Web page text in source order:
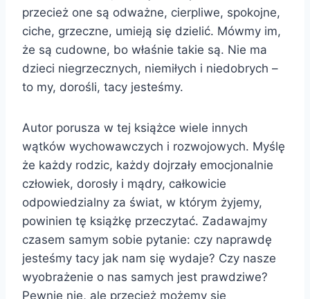
przecież one są odważne, cierpliwe, spokojne,
ciche, grzeczne, umieją się dzielić. Mówmy im,
że są cudowne, bo właśnie takie są. Nie ma
dzieci niegrzecznych, niemiłych i niedobrych –
to my, dorośli, tacy jesteśmy.
Autor porusza w tej książce wiele innych
wątków wychowawczych i rozwojowych. Myślę
że każdy rodzic, każdy dojrzały emocjonalnie
człowiek, dorosły i mądry, całkowicie
odpowiedzialny za świat, w którym żyjemy,
powinien tę książkę przeczytać. Zadawajmy
czasem samym sobie pytanie: czy naprawdę
jesteśmy tacy jak nam się wydaje? Czy nasze
wyobrażenie o nas samych jest prawdziwe?
Pewnie nie, ale przecież możemy się